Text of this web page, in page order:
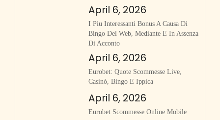
April 6, 2026
I Piu Interessanti Bonus A Causa Di
Bingo Del Web, Mediante E In Assenza
Di Acconto
April 6, 2026
Eurobet: Quote Scommesse Live,
Casinò, Bingo E Ippica
April 6, 2026
Eurobet Scommesse Online Mobile